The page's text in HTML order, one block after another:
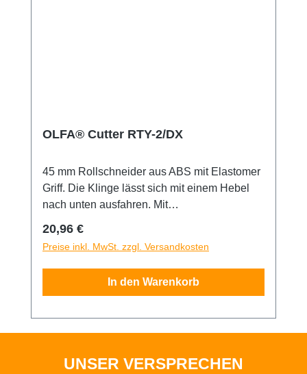
OLFA® Cutter RTY-2/DX
45 mm Rollschneider aus ABS mit Elastomer
Griff. Die Klinge lässt sich mit einem Hebel
nach unten ausfahren. Mit
Besonders geeignet zum Schneiden von
Papier, Folien, Pappe, schwierig erreichbare
Kanten, etc. Sicherheitshinweis: Dieses
Messer ist äußerst scharf! Nur für erfahrene
Reichweite von Kindern aufbewahren!
Regulärer Preis:
20,96 €
Preise inkl. MwSt. zzgl. Versandkosten
In den Warenkorb
UNSER VERSPRECHEN